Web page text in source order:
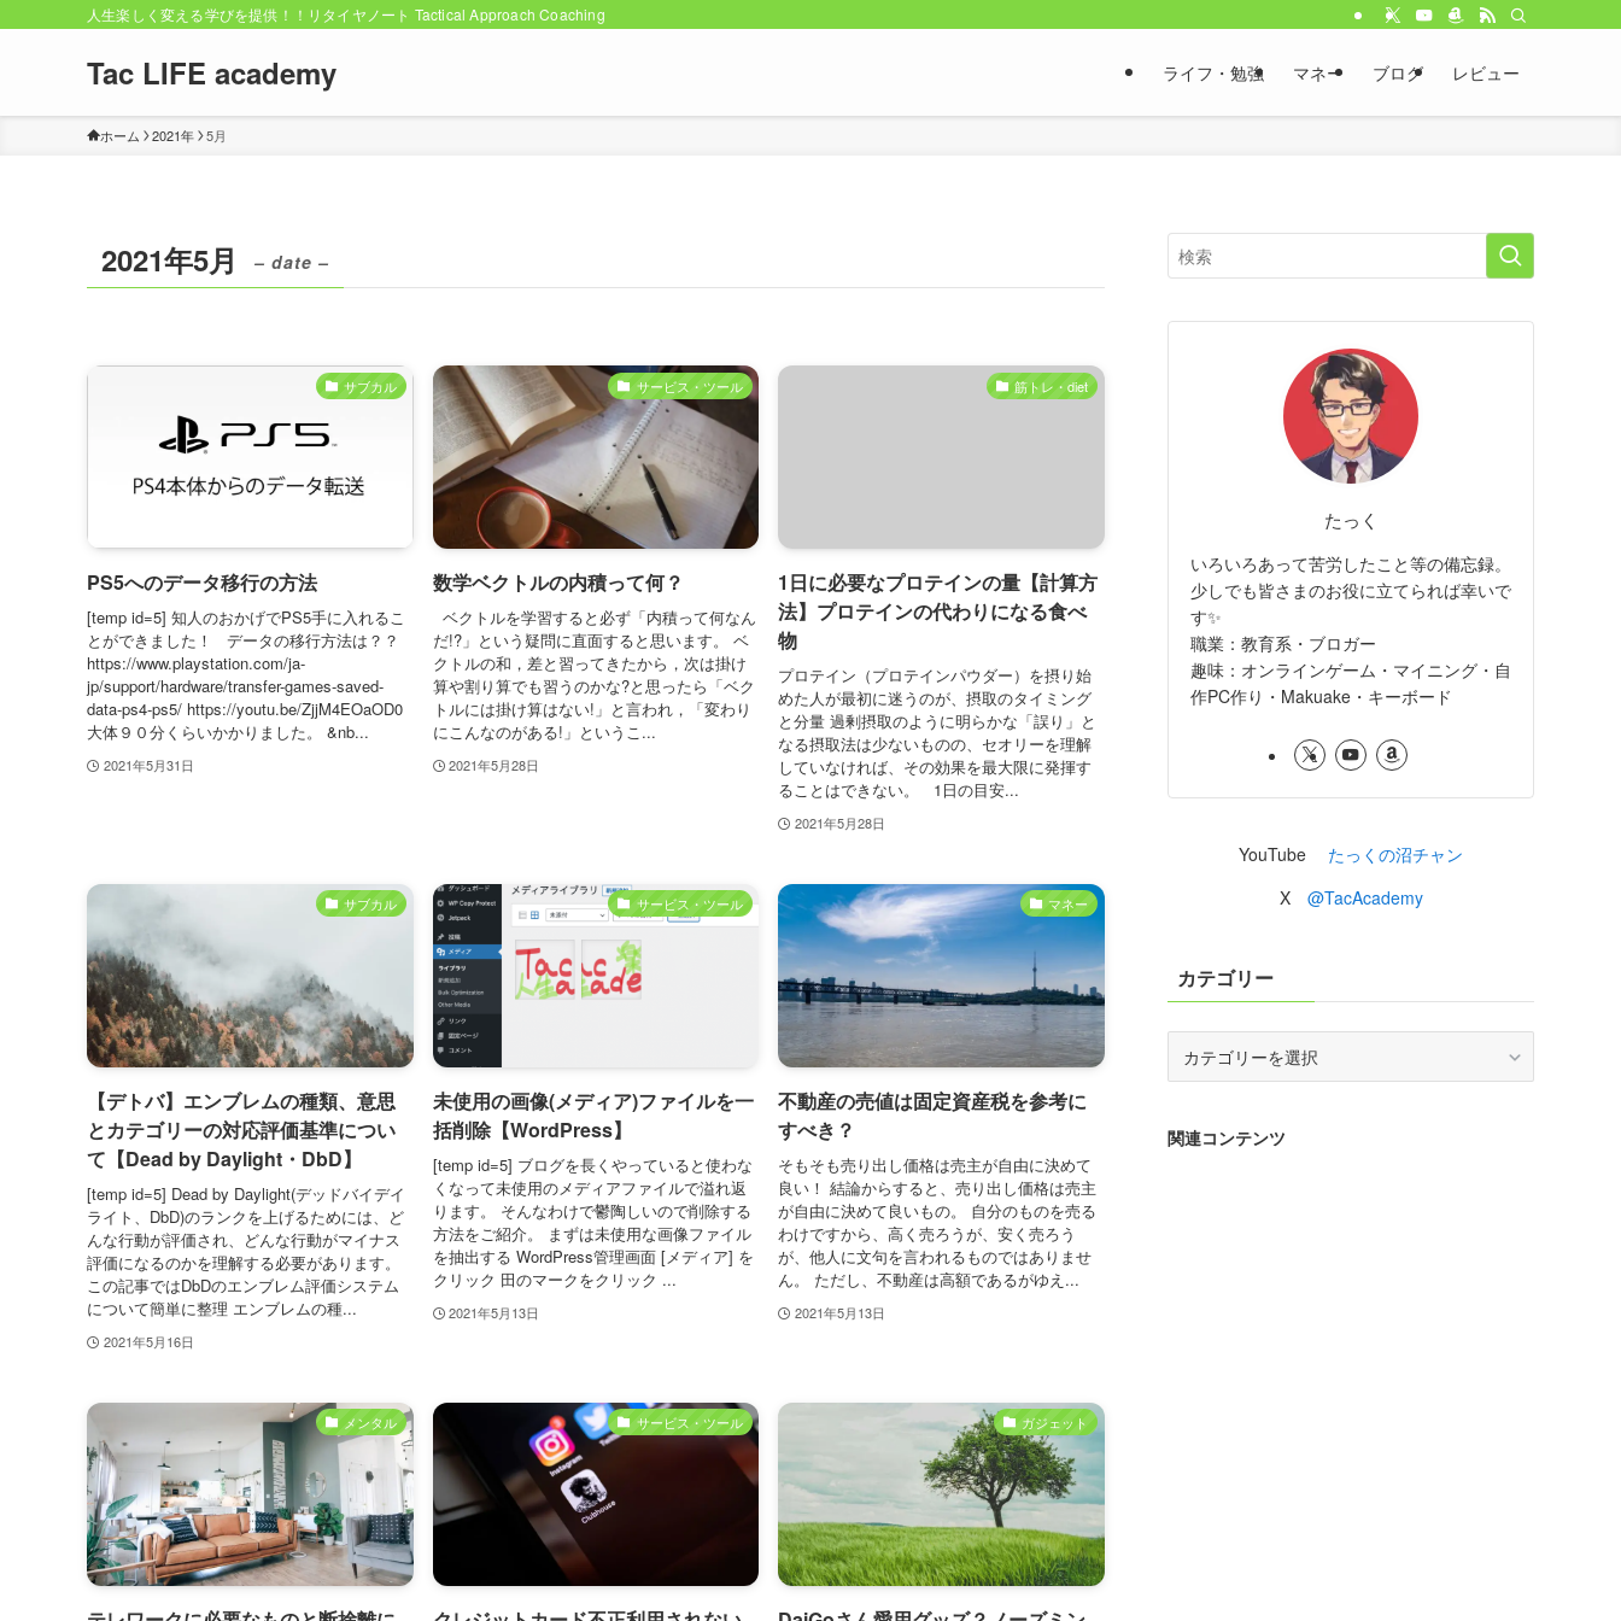
人生楽しく変える学びを提供！！リタイヤノート Tactical Approach Coaching
Tac LIFE academy ライフ・勉強 マネー ブログ レビュー
ホーム 2021年 5月
2021年5月 – date –
サブカル
PS5へのデータ移行の方法
[temp id=5] 知人のおかげでPS5手に入れるこ
とができました！ データの移行方法は？？
https://www.playstation.com/ja-
jp/support/hardware/transfer-games-saved-
data-ps4-ps5/ https://youtu.be/ZjjM4EOaOD0
大体９０分くらいかかりました。 &nb...
2021年5月31日
サービス・ツール
数学ベクトルの内積って何？
ベクトルを学習すると必ず「内積って何なん
だ!?」という疑問に直面すると思います。 ベ
クトルの和，差と習ってきたから，次は掛け
算や割り算でも習うのかな?と思ったら「ベク
トルには掛け算はない!」と言われ，「変わり
にこんなのがある!」というこ...
2021年5月28日
筋トレ・diet
1日に必要なプロテインの量【計算方
法】プロテインの代わりになる食べ
物
プロテイン（プロテインパウダー）を摂り始
めた人が最初に迷うのが、摂取のタイミング
と分量 過剰摂取のように明らかな「誤り」と
なる摂取法は少ないものの、セオリーを理解
していなければ、その効果を最大限に発揮す
ることはできない。 1日の目安...
2021年5月28日
サブカル
【デトバ】エンブレムの種類、意思
とカテゴリーの対応評価基準につい
て【Dead by Daylight・DbD】
[temp id=5] Dead by Daylight(デッドバイデイ
ライト、DbD)のランクを上げるためには、ど
んな行動が評価され、どんな行動がマイナス
評価になるのかを理解する必要があります。
この記事ではDbDのエンブレム評価システム
について簡単に整理 エンブレムの種...
2021年5月16日
サービス・ツール
未使用の画像(メディア)ファイルを一
括削除【WordPress】
[temp id=5] ブログを長くやっていると使わな
くなって未使用のメディアファイルで溢れ返
ります。 そんなわけで鬱陶しいので削除する
方法をご紹介。 まずは未使用な画像ファイル
を抽出する WordPress管理画面 [メディア] を
クリック 田のマークをクリック ...
2021年5月13日
マネー
不動産の売値は固定資産税を参考に
すべき？
そもそも売り出し価格は売主が自由に決めて
良い！ 結論からすると、売り出し価格は売主
が自由に決めて良いもの。 自分のものを売る
わけですから、高く売ろうが、安く売ろう
が、他人に文句を言われるものではありませ
ん。 ただし、不動産は高額であるがゆえ...
2021年5月13日
メンタル サービス・ツール ガジェット
たっく
いろいろあって苦労したこと等の備忘録。
少しでも皆さまのお役に立てられば幸いで
す✨
職業：教育系・ブロガー
趣味：オンラインゲーム・マイニング・自
作PC作り・Makuake・キーボード
YouTube たっくの沼チャン
X @TacAcademy
カテゴリー
ー
関連コンテンツ